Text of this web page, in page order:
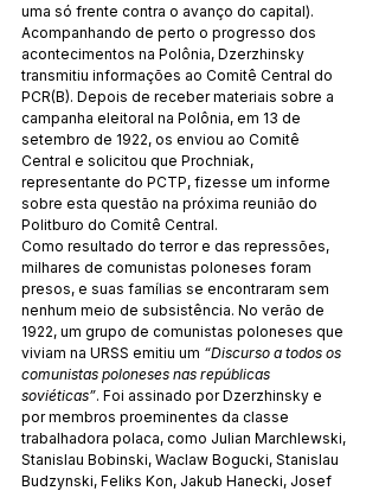
uma só frente contra o avanço do capital).
Acompanhando de perto o progresso dos
acontecimentos na Polônia, Dzerzhinsky
transmitiu informações ao Comitê Central do
PCR(B). Depois de receber materiais sobre a
campanha eleitoral na Polônia, em 13 de
setembro de 1922, os enviou ao Comitê
Central e solicitou que Prochniak,
representante do PCTP, fizesse um informe
sobre esta questão na próxima reunião do
Politburo do Comitê Central.
Como resultado do terror e das repressões,
milhares de comunistas poloneses foram
presos, e suas famílias se encontraram sem
nenhum meio de subsistência. No verão de
1922, um grupo de comunistas poloneses que
viviam na URSS emitiu um “Discurso a todos os
comunistas poloneses nas repúblicas
soviéticas”. Foi assinado por Dzerzhinsky e
por membros proeminentes da classe
trabalhadora polaca, como Julian Marchlewski,
Stanislau Bobinski, Waclaw Bogucki, Stanislau
Budzynski, Feliks Kon, Jakub Hanecki, Josef